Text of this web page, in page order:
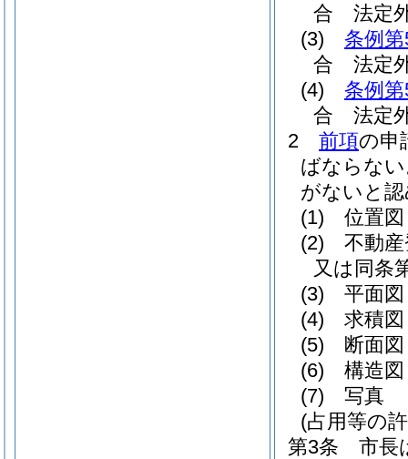
合 法定
(3)
条例
合 法定
(4)
条例
合 法定
2
前項の申
ばならな
がないと
(1)
位置図
(2)
不動
又は同条
(3)
平面図
(4)
求積図
(5)
断面図
(6)
構造図
(7)
写真
(占用等の
第3条
市長